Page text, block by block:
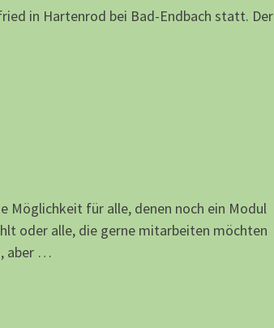
in Hartenrod bei Bad-Endbach statt. Der
Möglichkeit für alle, denen noch ein Modul
oder alle, die gerne mitarbeiten möchten
aber …